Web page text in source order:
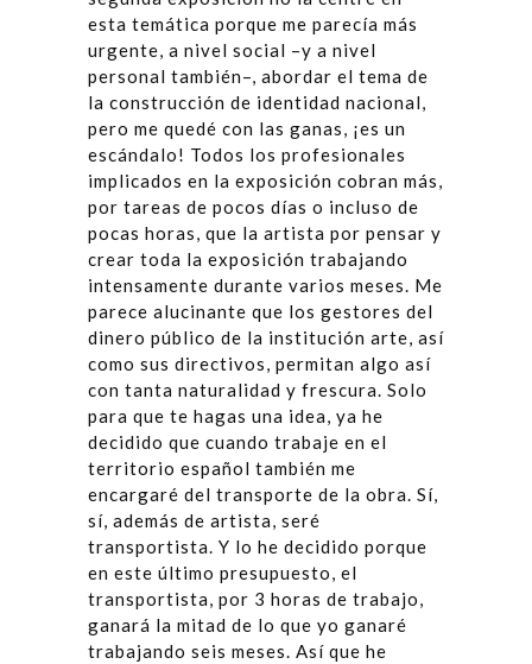
esta temática porque me parecía más
urgente, a nivel social –y a nivel
personal también–, abordar el tema de
la construcción de identidad nacional,
pero me quedé con las ganas, ¡es un
escándalo! Todos los profesionales
implicados en la exposición cobran más,
por tareas de pocos días o incluso de
pocas horas, que la artista por pensar y
crear toda la exposición trabajando
intensamente durante varios meses. Me
parece alucinante que los gestores del
dinero público de la institución arte, así
como sus directivos, permitan algo así
con tanta naturalidad y frescura. Solo
para que te hagas una idea, ya he
decidido que cuando trabaje en el
territorio español también me
encargaré del transporte de la obra. Sí,
sí, además de artista, seré
transportista. Y lo he decidido porque
en este último presupuesto, el
transportista, por 3 horas de trabajo,
ganará la mitad de lo que yo ganaré
trabajando seis meses. Así que he